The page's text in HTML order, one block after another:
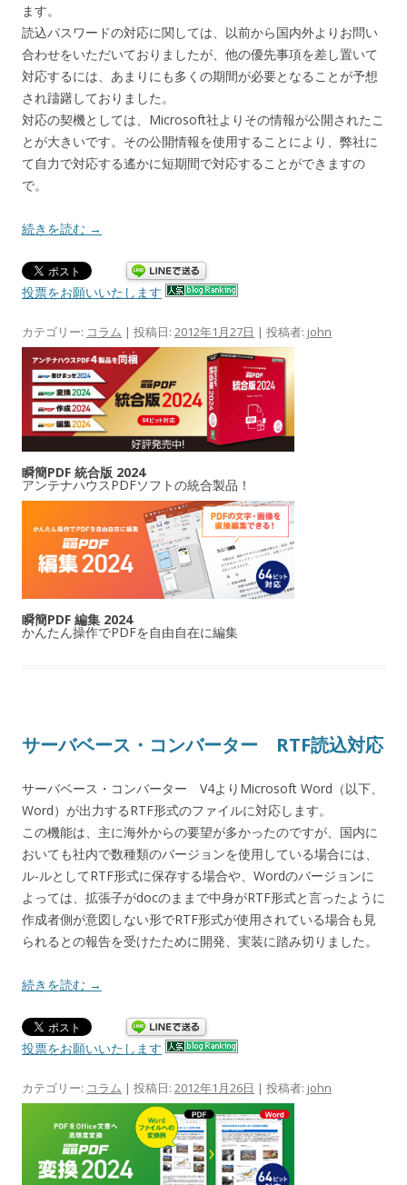
ます。
読込パスワードの対応に関しては、以前から国内外よりお問い
合わせをいただいておりましたが、他の優先事項を差し置いて
対応するには、あまりにも多くの期間が必要となることが予想
され躊躇しておりました。
対応の契機としては、Microsoft社よりその情報が公開されたこ
とが大きいです。その公開情報を使用することにより、弊社に
て自力で対応する遙かに短期間で対応することができますの
で。
続きを読む →
投票をお願いいたします
カテゴリー: コラム | 投稿日: 2012年1月27日 | 投稿者: john
瞬簡PDF 統合版 2024
アンテナハウスPDFソフトの統合製品！
瞬簡PDF 編集 2024
かんたん操作でPDFを自由自在に編集
サーバベース・コンバーター RTF読込対応
サーバベース・コンバーター V4よりMicrosoft Word（以下、
Word）が出力するRTF形式のファイルに対応します。
この機能は、主に海外からの要望が多かったのですが、国内に
おいても社内で数種類のバージョンを使用している場合には、
ル-ルとしてRTF形式に保存する場合や、Wordのバージョンに
よっては、拡張子がdocのままで中身がRTF形式と言ったように
作成者側が意図しない形でRTF形式が使用されている場合も見
られるとの報告を受けたために開発、実装に踏み切りました。
続きを読む →
投票をお願いいたします
カテゴリー: コラム | 投稿日: 2012年1月26日 | 投稿者: john